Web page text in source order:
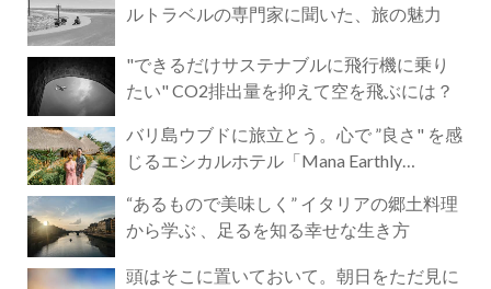
ルトラベルの専門家に聞いた、旅の魅力
"できるだけサステナブルに飛行機に乗り
たい" CO2排出量を抑えて空を飛ぶには？
バリ島ウブドに旅立とう。心で ”良さ" を感
じるエシカルホテル「Mana Earthly
“あるもので美味しく” イタリアの郷土料理
から学ぶ 、足るを知る幸せな生き方
頭はそこに置いておいて。朝日をただ見に